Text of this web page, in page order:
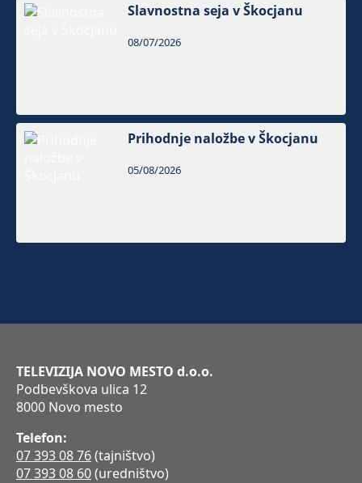
Slavnostna seja v Škocjanu
08/07/2026
Prihodnje naložbe v Škocjanu
05/08/2026
TELEVIZIJA NOVO MESTO d.o.o.
Podbevškova ulica 12
8000 Novo mesto
Telefon:
07 393 08 76(tajništvo)
07 393 08 60(uredništvo)